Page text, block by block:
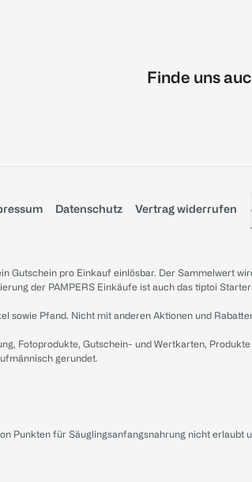
Finde uns
Datenschutz Vertrag widerrufen
Gutschein pro Einkauf einlösbar. Der Sammelwert
der PAMPERS Einkäufe ist auch das tiptoi
sowie Pfand. Nicht mit anderen Aktionen und
Fotoprodukte, Gutschein- und Wertkarten,
gerundet.
Punkten für Säuglingsanfangsnahrung nicht erlaubt